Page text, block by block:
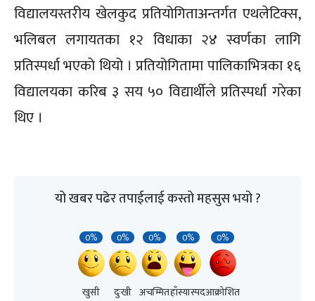
विद्यालयस्तरीय खेलकुद प्रतियोगिताअन्तर्गत एथलेटिक्स,
भलिबल लगायतका १२ विधाका २४ स्वर्णका लागि
प्रतिस्पर्धा भएकाे थियो । प्रतियोगितामा पालिकाभित्रका १६
विद्यालयका करिब ३ सय ५० विद्यार्थीले प्रतिस्पर्धा गरेका
थिए ।
यो खबर पढेर तपाईलाई कस्तो महसुस भयो ?
0%
खुसी
0%
दुःखी
0%
अचम्मित
0%
हाँस्यास्पद
0%
आक्रोशित